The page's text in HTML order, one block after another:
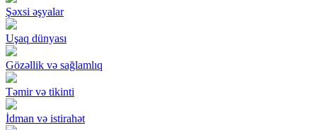
Şəxsi əşyalar
Uşaq dünyası
Gözəllik və sağlamlıq
Təmir və tikinti
İdman və istirahət